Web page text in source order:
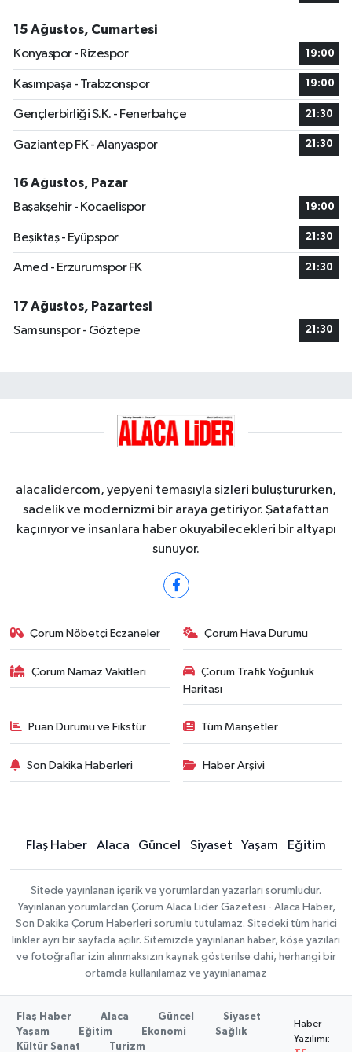
15 Ağustos, Cumartesi
Konyaspor - Rizespor
19:00
Kasımpaşa - Trabzonspor 19:00
Gençlerbirliği S.K. - Fenerbahçe 21:30
Gaziantep FK - Alanyaspor 21:30
16 Ağustos, Pazar
Başakşehir - Kocaelispor
19:00
Beşiktaş - Eyüpspor 21:30
Amed - Erzurumspor FK 21:30
17 Ağustos, Pazartesi
Samsunspor - Göztepe
21:30
alacalidercom, yepyeni temasıyla sizleri buluştururken,
sadelik ve modernizmi bir araya getiriyor. Şatafattan
kaçınıyor ve insanlara haber okuyabilecekleri bir altyapı
sunuyor.
Çorum Nöbetçi Eczaneler Çorum Hava Durumu
Çorum Namaz Vakitleri
Çorum Trafik Yoğunluk
Haritası
Puan Durumu ve Fikstür Tüm Manşetler
Son Dakika Haberleri Haber Arşivi
Flaş Haber Alaca Güncel Siyaset Yaşam Eğitim
Sitede yayınlanan içerik ve yorumlardan yazarları sorumludur.
Yayınlanan yorumlardan Çorum Alaca Lider Gazetesi - Alaca Haber,
Son Dakika Çorum Haberleri sorumlu tutulamaz. Sitedeki tüm harici
linkler ayrı bir sayfada açılır. Sitemizde yayınlanan haber, köşe yazıları
ve fotoğraflar izin alınmaksızın kaynak gösterilse dahi, herhangi bir
ortamda kullanılamaz ve yayınlanamaz
Flaş Haber Alaca Güncel
Siyaset
Yaşam
Eğitim Ekonomi
Sağlık
Kültür Sanat
Turizm
Haber
Yazılımı: